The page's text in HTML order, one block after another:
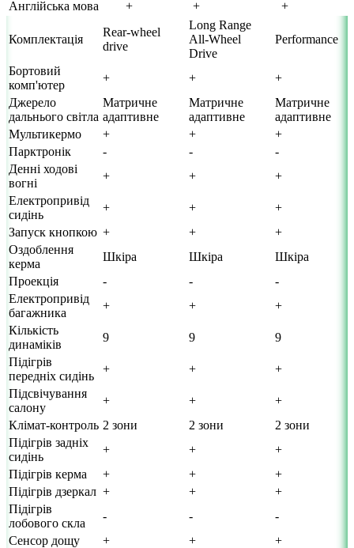
Англійська мова + + +
Комплектація
Rear-wheel
drive
Long Range
All-Wheel
Drive
Performance
Бортовий
комп'ютер
+ +
+
Джерело
дальнього світла
Матричне
адаптивне
Матричне
адаптивне
Матричне
адаптивне
Мультикермо
+ +
+
Парктронік
- -
-
Денні ходові
вогні
+ +
+
Електропривід
сидінь
+ +
+
Запуск кнопкою + +
+
Оздоблення
керма
Шкіра Шкіра
Шкіра
Проекція
- -
-
Електропривід
багажника
+ +
+
Кількість
динаміків
9 9
9
Підігрів
передніх сидінь
+ +
+
Підсвічування
салону
+ +
+
Клімат-контроль 2 зони 2 зони
2 зони
Підігрів задніх
сидінь
+ +
+
Підігрів керма
+ +
+
Підігрів дзеркал + +
+
Підігрів
лобового скла
- -
-
Сенсор дощу
+ +
+